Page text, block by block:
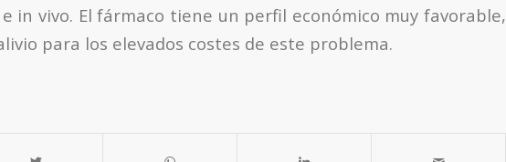
in vivo. El fármaco tiene un perfil económico muy favorable,
para los elevados costes de este problema.